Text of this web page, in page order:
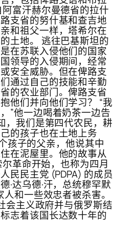
富汗赫尔曼德省的拉什
支省的努什基和查吉地
和祖父一样，塔希尔在
土地。 逃往巴基斯坦的
在苏联入侵他们的国家
领导的入侵期间，经常
安全威胁。但在俾路支
通过自己的技能和辛勤
的农业部门。俾路支省
他们并向他们学习？ “我
”他一边喝着奶茶一边告
，我们是第四代农民，耕
的孩子也在土地上务
孩子的父亲，他说其中
在泥屋里。他的故事从
革命开始，也称为四月
民民主党 (PDPA) 的成员
·达乌德·汗，总统穆罕默
人和一些效忠者被杀害。
会主义政府并与俄罗斯结
志着该国长达数十年的